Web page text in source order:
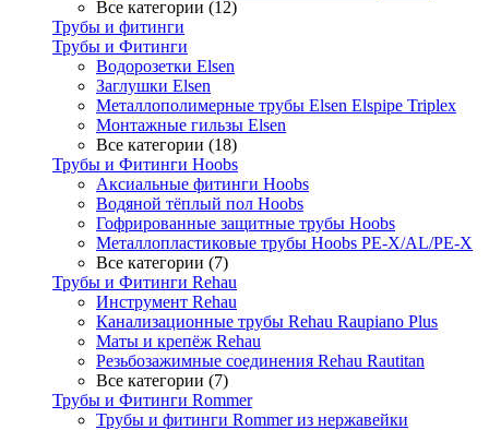
Все категории (12)
Трубы и фитинги
Трубы и Фитинги
Водорозетки Elsen
Заглушки Elsen
Металлополимерные трубы Elsen Elspipe Triplex
Монтажные гильзы Elsen
Все категории (18)
Трубы и Фитинги Hoobs
Аксиальные фитинги Hoobs
Водяной тёплый пол Hoobs
Гофрированные защитные трубы Hoobs
Металлопластиковые трубы Hoobs PE-X/AL/PE-X
Все категории (7)
Трубы и Фитинги Rehau
Инструмент Rehau
Канализационные трубы Rehau Raupiano Plus
Маты и крепёж Rehau
Резьбозажимные соединения Rehau Rautitan
Все категории (7)
Трубы и Фитинги Rommer
Трубы и фитинги Rommer из нержавейки